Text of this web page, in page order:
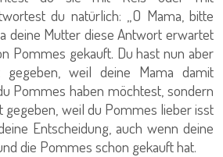
du natürlich: „O Mama, bitte
deine Mutter diese Antwort erwartet
Pommes gekauft. Du hast nun aber
weil deine Mama damit
Pommes haben möchtest, sondern
gegeben, weil du Pommes lieber isst
Entscheidung, auch wenn deine
die Pommes schon gekauft hat.